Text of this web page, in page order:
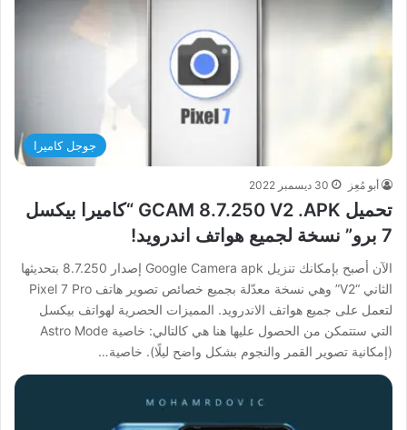
جوجل كاميرا
أبو مُعِز 30 ديسمبر 2022
تحميل GCAM 8.7.250 V2 .APK “كاميرا بيكسل
7 برو” نسخة لجميع هواتف اندرويد!
الآن أصبح بإمكانك تنزيل Google Camera apk إصدار 8.7.250 بتحديثها
الثاني “V2” وهي نسخة معدّلة بجميع خصائص تصوير هاتف Pixel 7 Pro
لتعمل على جميع هواتف الاندرويد. المميزات الحصرية لهواتف بيكسل
التي ستتمكن من الحصول عليها هنا هي كالتالي: خاصية Astro Mode
(إمكانية تصوير القمر والنجوم بشكل واضح ليلًا). خاصية…